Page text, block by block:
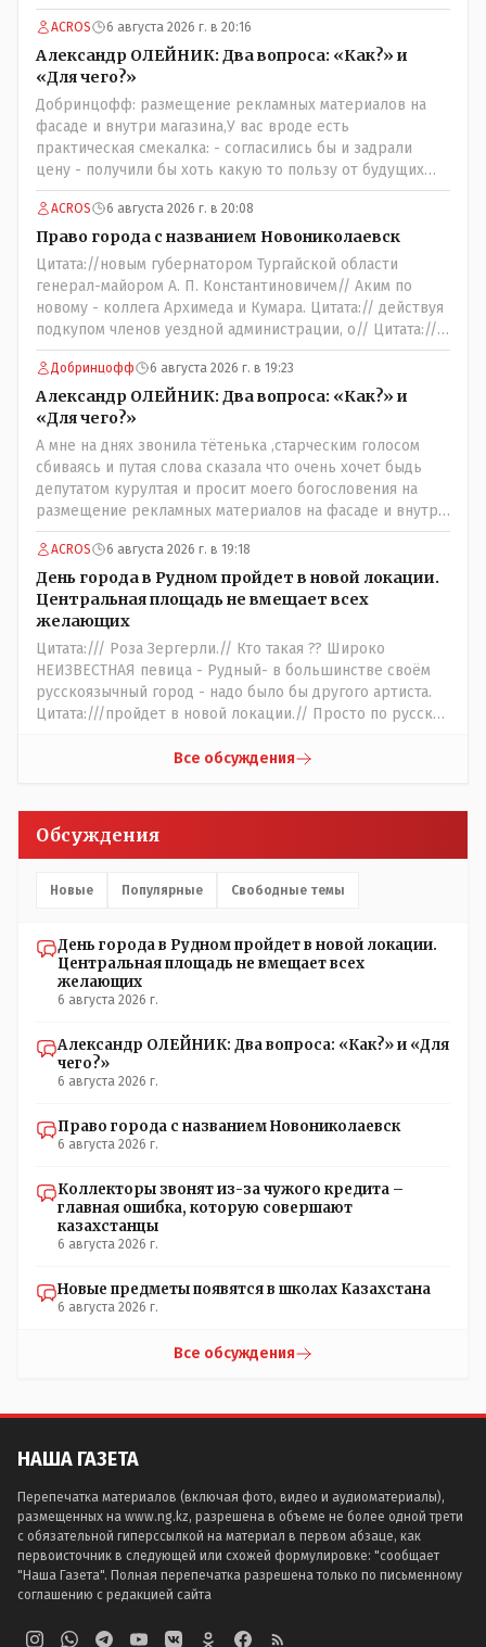
для этого же эти она.. ономасты существуют)) Или тут
тоже двойной стандарт есть?
ACROS 6 августа 2026 г. в 20:16
Александр ОЛЕЙНИК: Два вопроса: «Как?» и
«Для чего?»
Добринцофф: размещение рекламных материалов на
фасаде и внутри магазина,У вас вроде есть
практическая смекалка: - согласились бы и задрали
цену - получили бы хоть какую то пользу от будущих
депутатов, как говориться- с паршивой овцы хоть
шерсти клок, тем более эта тётенька платила бы не со
своего кармана, а с халявных, партийных денег.- думаю
сильно не торговалась бы.
ACROS 6 августа 2026 г. в 20:08
Право города с названием Новониколаевск
Цитата://новым губернатором Тургайской области
генерал-майором А. П. Константиновичем// Аким по
новому - коллега Архимеда и Кумара. Цитата:// действуя
подкупом членов уездной администрации, о// Цитата://
Последовала спекуляция земельными участками,//
Интересно: - тогда был антикорруционный комитет ???
Цитата:/// киргизское население // Казахи. Цитата://
Административный персонал в 1885 году состоял из
уездного начальника, старшего и младшего помощников
и двух письмоводителей, в уездном управлении
выделились отделы полиции, суда и городской управы.
Имелись уездный и ветеринарный врачи, повивальная
бабка, фельдшер, открылась аптека.// Областной
акимат - по нынешнему. Цитата:///В честь основателя
города Константиновича в Костанае не назвали улицу и
не установили памятник.// vofkakst: Где ономасты,
которые топят за возвращение исторических названий?
Какие проблемы, почему кто то должен делать что то за
вас- - выдвинете идею, создайте инициативную группу,
напишите ходатайство в гор.маслихат и без истерик -
вперёд. Под лежачий камень- вода не потечёт. Насчёт
ономастов: - нужны русскоязычные ономасты - я думаю
Добринцофф 6 августа 2026 г. в 19:23
Александр ОЛЕЙНИК: Два вопроса: «Как?» и
«Для чего?»
А мне на днях звонила тётенька ,старческим голосом
сбиваясь и путая слова сказала что очень хочет быдь
депутатом курултая и просит моего богословения на
размещение рекламных материалов на фасаде и внутри
магазина,на что я ей честно сказал,что от вас даромедов
пользы для людей нет никакой,а потому использовать
мой магазин как платформу для раздачи пустых
обещаний я не позволю,на это разговор и закончился.
ACROS 6 августа 2026 г. в 19:18
День города в Рудном пройдет в новой локации.
Центральная площадь не вмещает всех
желающих
Цитата:/// Роза Зергерли.// Кто такая ?? Широко
НЕИЗВЕСТНАЯ певица - Рудный- в большинстве своём
русскоязычный город - надо было бы другого артиста.
Цитата:///пройдет в новой локации.// Просто по русски
Все обсуждения
Обсуждения
Новые Популярные Свободные темы
День города в Рудном пройдет в новой локации.
Центральная площадь не вмещает всех
желающих
6 августа 2026 г.
Александр ОЛЕЙНИК: Два вопроса: «Как?» и «Для
чего?»
6 августа 2026 г.
Право города с названием Новониколаевск
6 августа 2026 г.
Коллекторы звонят из-за чужого кредита –
главная ошибка, которую совершают
казахстанцы
6 августа 2026 г.
Новые предметы появятся в школах Казахстана
6 августа 2026 г.
Все обсуждения
НАША ГАЗЕТА
Перепечатка материалов (включая фото, видео и аудиоматериалы),
размещенных на www.ng.kz, разрешена в объеме не более одной трети
с обязательной гиперссылкой на материал в первом абзаце, как
первоисточник в следующей или схожей формулировке: "сообщает
"Наша Газета". Полная перепечатка разрешена только по письменному
соглашению с редакцией сайта